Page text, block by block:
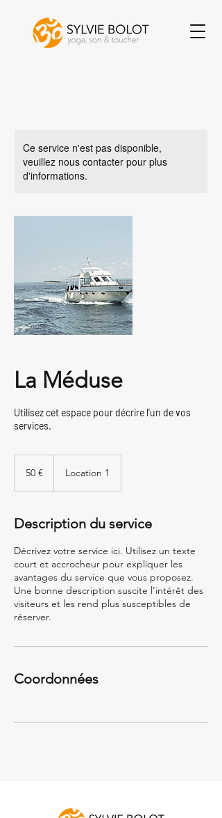
Ce service n'est pas disponible,
veuillez nous contacter pour plus
d'informations.
La Méduse
Utilisez cet espace pour décrire l'un de vos
services.
50 € Location 1
Description du service
Décrivez votre service ici. Utilisez un texte
court et accrocheur pour expliquer les
avantages du service que vous proposez.
Une bonne description suscite l'intérêt des
visiteurs et les rend plus susceptibles de
réserver.
Coordonnées